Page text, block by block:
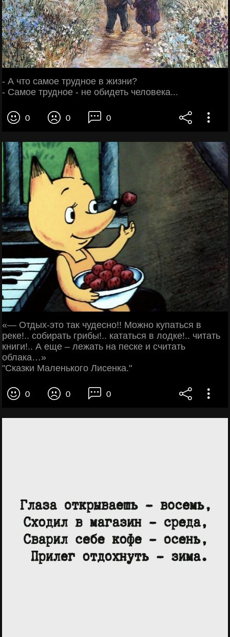
- А что самое трудное в жизни?
- Самое трудное - не обидеть человека...
0 0 0
«— Отдых-это так чудесно!! Можно купаться в
реке!.. собирать грибы!.. кататься в лодке!.. читать
книги!.. А еще – лежать на песке и считать
облака…»
"Сказки Маленького Лисенка."
0 0 0